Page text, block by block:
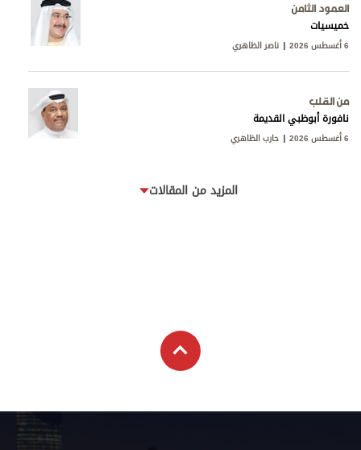
العمود الثامن
خميسيات
6 أغسطس 2026 ناصر الظاهري
من القلب
نافورة أبوظبي القديمة
6 أغسطس 2026 حارب الظاهري
المزيد من المقالات